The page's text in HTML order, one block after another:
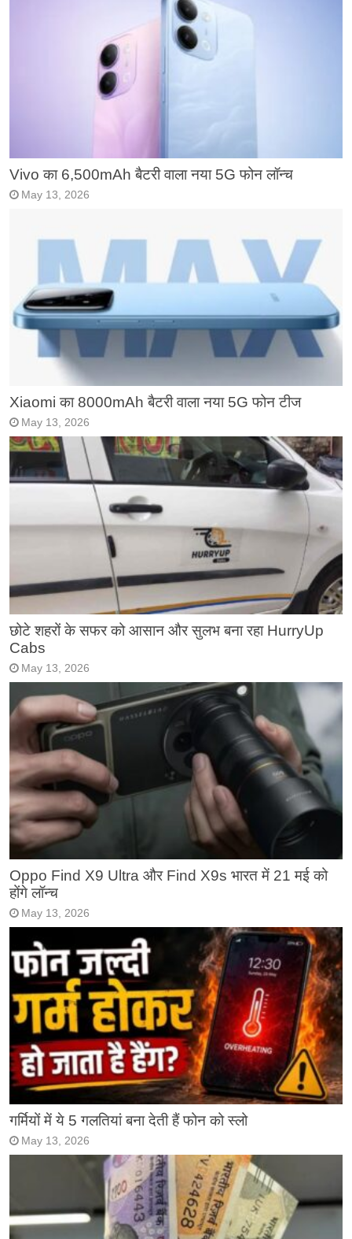
Vivo का 6,500mAh बैटरी वाला नया 5G फोन लॉन्च
May 13, 2026
Xiaomi का 8000mAh बैटरी वाला नया 5G फोन टीज
May 13, 2026
छोटे शहरों के सफर को आसान और सुलभ बना रहा HurryUp
Cabs
May 13, 2026
Oppo Find X9 Ultra और Find X9s भारत में 21 मई को
होंगे लॉन्च
May 13, 2026
गर्मियों में ये 5 गलतियां बना देती हैं फोन को स्लो
May 13, 2026